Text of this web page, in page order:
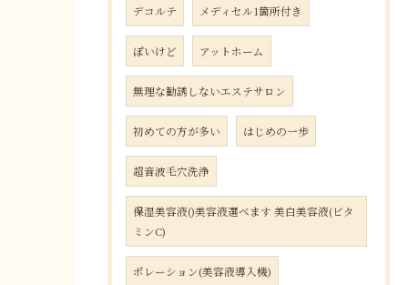
デコルテ メディセル1箇所付き
ぽいけど アットホーム
無理な勧誘しないエステサロン
初めての方が多い はじめの一歩
超音波毛穴洗浄
保湿美容液()美容液選べます 美白美容液(ビタ
ミンC)
ポレーション(美容液導入機)